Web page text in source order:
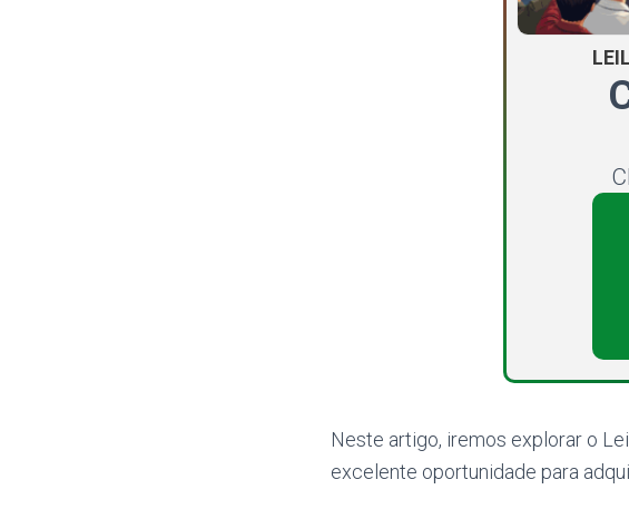
Neste artigo, iremos explorar o
excelente oportunidade para